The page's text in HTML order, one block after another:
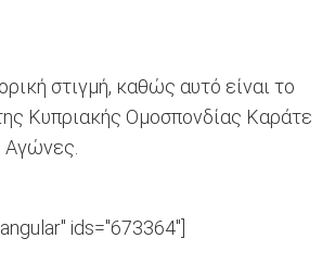
στιγμή, καθώς αυτό είναι το
Κυπριακής Ομοσπονδίας Καράτε
Αγώνες.
ids="673364"]